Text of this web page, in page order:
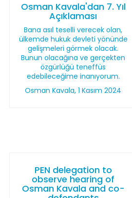
Osman Kavala'dan 7. Yıl
Açıklaması
Bana asıl teselli verecek olan,
ülkemde hukuk devleti yönünde
gelişmeleri görmek olacak.
Bunun olacağına ve gerçekten
özgürlüğü teneffüs
edebileceğime inanıyorum.
Osman Kavala, 1 Kasım 2024
PEN delegation to
observe hearing of
Osman Kavala and co-